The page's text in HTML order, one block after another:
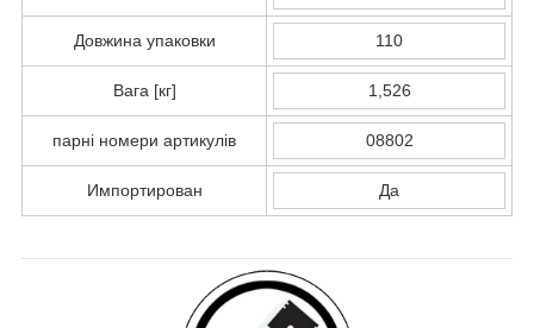
Довжина упаковки 110
Вага [кг] 1,526
парні номери артикулів 08802
Импортирован Да